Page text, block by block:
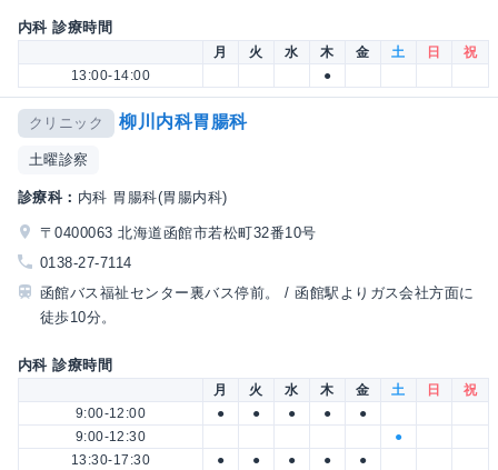
内科 診療時間
月 火 水 木 金 土 日
祝
13:00-14:00
●
クリニック 柳川内科胃腸科
土曜診察
診療科： 内科 胃腸科(胃腸内科)
〒0400063 北海道函館市若松町32番10号
0138-27-7114
函館バス福祉センター裏バス停前。 / 函館駅よりガス会社方面に
徒歩10分。
内科 診療時間
月 火 水 木 金 土 日
祝
9:00-12:00
● ● ● ●
●
9:00-12:30
●
13:30-17:30
● ● ● ● ●